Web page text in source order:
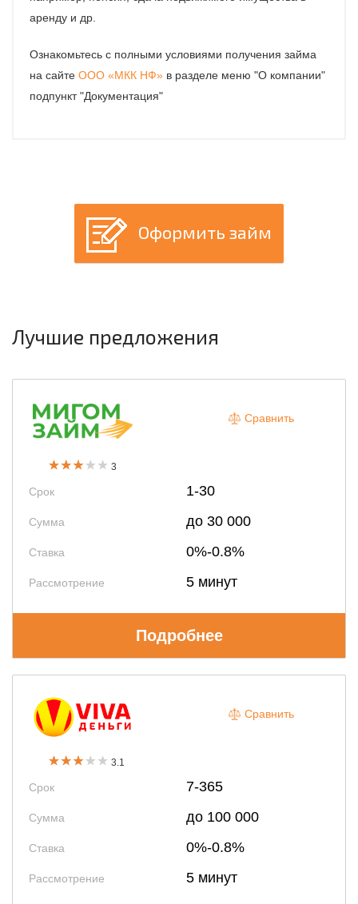
аренду и др.
Ознакомьтесь с полными условиями получения займа
на сайте ООО «МКК НФ» в разделе меню "О компании"
подпункт "Документация"
Оформить займ
Лучшие предложения
3
Срок 1-30
Сумма до 30 000
Ставка 0%-0.8%
Рассмотрение 5 минут
Сравнить
Подробнее
3.1
Срок 7-365
Сумма до 100 000
Ставка 0%-0.8%
Рассмотрение 5 минут
Сравнить